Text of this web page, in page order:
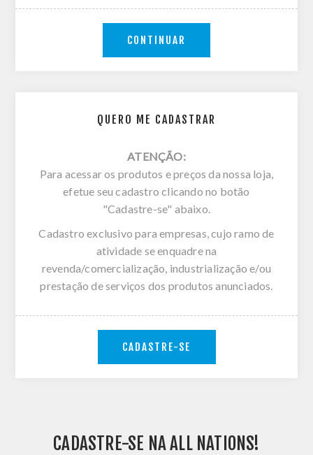
QUERO ME CADASTRAR
ATENÇÃO:
Para acessar os produtos e preços da nossa loja,
efetue seu cadastro clicando no botão
"Cadastre-se" abaixo.
Cadastro exclusivo para empresas, cujo ramo de
atividade se enquadre na
revenda/comercialização, industrialização e/ou
prestação de serviços dos produtos anunciados.
CADASTRE-SE
CONTINUAR
CADASTRE-SE NA ALL NATIONS!